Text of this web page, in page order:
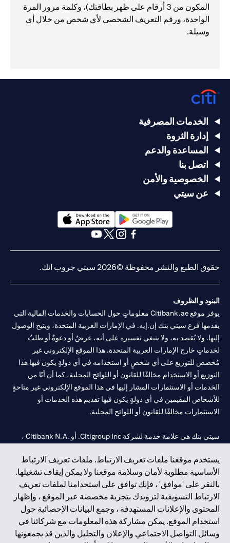
المكون من 3 أرقام على ظهر بطاقتك)، وكلمة مرور المرة
الواحدة، ورقم التعريف الشخصي لأي شخص من خلال أي
وسيلة.
يستخدم موقعنا ملفات تعريف الارتباط. ملفات تعريف الارتباط
الأساسية مطلوبة لأمان وسلامة موقعنا ولا يمكن إيقاف تشغيلها.
بالنقر على 'موافق' ، فإنك توافق على استخدامنا لملفات تعريف
الارتباط التسويقية لتزويدك بتجربة مخصصة عبر الموقع ، وإظهار
المحتوى والإعلانات المستهدفة ، وجمع البيانات الإحصائية حول
استخدام الموقع. يمكن مشاركة هذه المعلومات مع شركائنا في
وسائل التواصل الاجتماعي والإعلان والتحليل والذين قد يجمعونها
الخدمات المصرفية
إدارة الثروة
المساعدة والدعم
اتصل بنا
الخصوصية والأمن
عن سيتي
(opens in a new tab)
حقوق الطبع والنشر محفوظة ©2026 سيتي جروب انك.
البنود و الظروف
يوفر موقع Citibank.ae معلوماتٍ حول الحسابات والخدمات المالية التي
يقدمها فرع سيتي بنك إن.إيه. في الإمارات العربية المتحدة، ويتيح الوصول
إليها. ولا يُقصد به، ولا ينبغي تفسيره على أنه، عرضٌ أو دعوةٌ أو طلبٌ
لخدماتٍ خارج الإمارات العربية المتحدة. هذا الموقع الإلكتروني غير
مُخصص للتوزيع على أي شخصٍ أو استخدامه في أي دولةٍ يكون فيها هذا
التوزيع أو الاستخدام مخالفًا للقانون أو اللوائح المحلية، كما أن أيًا من
الخدمات أو الاستثمارات المشار إليها في هذا الموقع الإلكتروني غير متاحةٍ
للأشخاص المقيمين في أي دولةٍ يكون فيها تقديم هذه الخدمات أو
الاستثمارات مخالفًا للقانون أو اللوائح المحلية.
سيتي بنك هي علامة خدمة لشركة Citigroup Inc. أو .Citibank N.A ،
سيتي بنك إن. إيه. الإمارات مسجل لدى مصرف الإمارات المركزي تحت
أرقام التراخيص 202563 لفرع الوصل في دبي، 531989 لفرع مول
الإمارات في دبي، وCN-1002019لفرع أبوظبي. هاتف: 4000 311 04.
فرع سيتي بنك إن إيه - الإمارات العربية المتحدة مرخص من مصرف
الإمارات العربية المتحدة المركزي كفرع لبنك أجنبي.
سيتي بنك إن إيه الإمارات العربية المتحدة مرخص من هيئة الأوراق المالية